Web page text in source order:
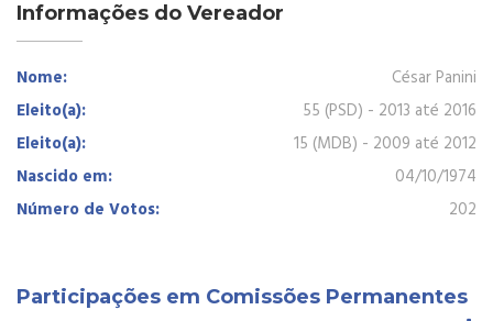
Informações do Vereador
Nome:
César Panini
Eleito(a):
55 (PSD) - 2013 até 2016
Eleito(a):
15 (MDB) - 2009 até 2012
Nascido em:
04/10/1974
Número de Votos:
202
Participações em Comissões Permanentes